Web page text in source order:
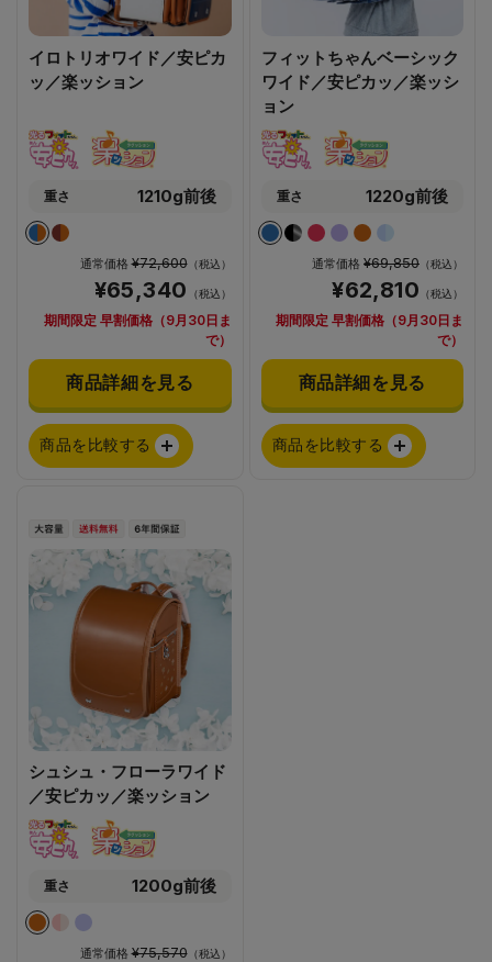
イロトリオワイド／安ピカ
ッ／楽ッション
重さ 1210g前後
通常価格¥72,600（税込）
¥65,340 （税込）
期間限定 早割価格（9月30日ま
で）
商品詳細を見る
商品を比較する
フィットちゃんベーシック
ワイド／安ピカッ／楽ッシ
ョン
重さ 1220g前後
通常価格 ¥69,850 （税込）
¥62,810 （税込）
期間限定 早割価格（9月30日ま
で）
商品詳細を見る
商品を比較する
シュシュ・フローラワイド
／安ピカッ／楽ッション
重さ 1200g前後
通常価格¥75,570（税込）